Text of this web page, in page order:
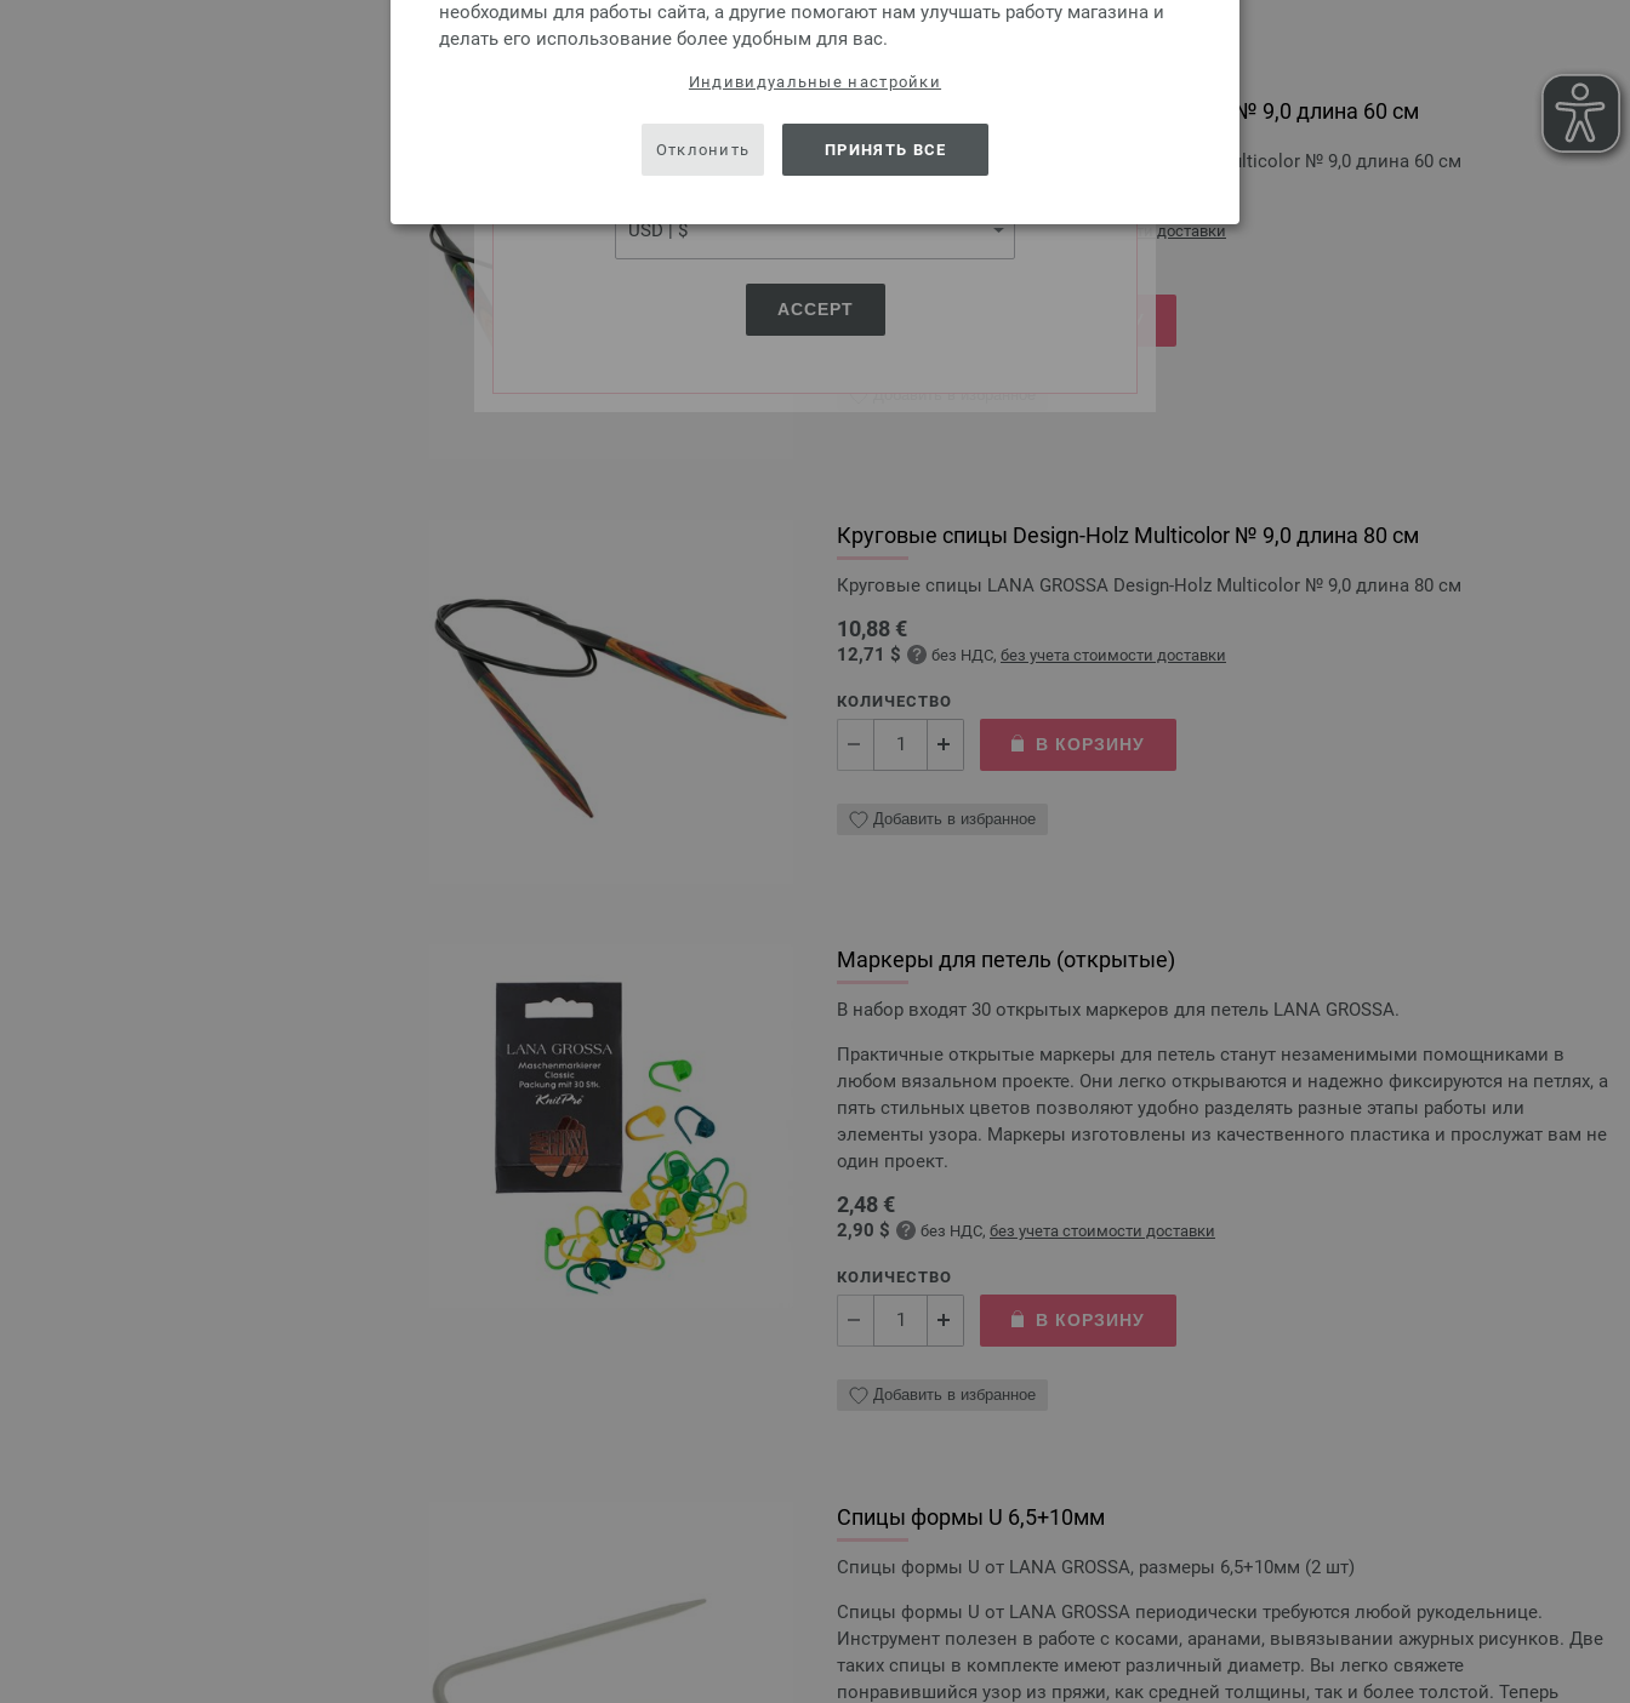
SHIPPING TO
USA - The United States of America
ACCEPT
необходимы для работы сайта, а другие помогают нам улучшать работу магазина и
делать его использование более удобным для вас.
Индивидуальные настройки
Отклонить ПРИНЯТЬ ВСЕ
Круговые спицы Design-Holz Multicolor № 9,0 длина 60 см
Круговые спицы LANA GROSSA Design-Holz Multicolor № 9,0 длина 60 см
12,71 $ без НДС,без учета стоимости доставки
Добавить в избранное
Круговые спицы Design-Holz Multicolor № 9,0 длина 80 см
Круговые спицы LANA GROSSA Design-Holz Multicolor № 9,0 длина 80 см
10,88 €
12,71 $ без НДС, без учета стоимости доставки
КОЛИЧЕСТВО
В КОРЗИНУ
Добавить в избранное
Маркеры для петель (открытые)
В набор входят 30 открытых маркеров для петель LANA GROSSA.
Практичные открытые маркеры для петель станут незаменимыми помощниками в
любом вязальном проекте. Они легко открываются и надежно фиксируются на петлях, а
пять стильных цветов позволяют удобно разделять разные этапы работы или
элементы узора. Маркеры изготовлены из качественного пластика и прослужат вам не
один проект.
2,48 €
2,90 $ без НДС, без учета стоимости доставки
КОЛИЧЕСТВО
В КОРЗИНУ
Добавить в избранное
Спицы формы U 6,5+10мм
Спицы формы U от LANA GROSSA, размеры 6,5+10мм (2 шт)
Спицы формы U от LANA GROSSA периодически требуются любой рукодельнице.
Инструмент полезен в работе с косами, аранами, вывязывании ажурных рисунков. Две
таких спицы в комплекте имеют различный диаметр. Вы легко свяжете
понравившийся узор из пряжи, как средней толщины, так и более толстой. Теперь